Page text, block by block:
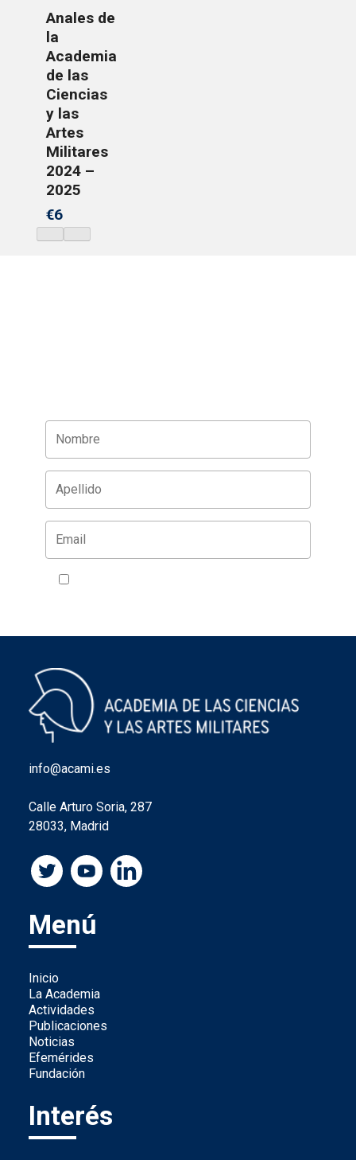
Anales de
la
Academia
de las
Ciencias
y las
Artes
Militares
2024 –
2025
€6
info@acami.es
Calle Arturo Soria, 287
28033, Madrid
Menú
Inicio
La Academia
Actividades
Publicaciones
Noticias
Efemérides
Fundación
Interés